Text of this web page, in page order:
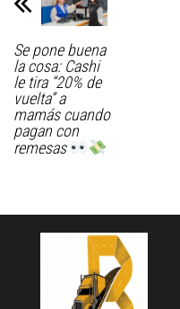
Se pone buena
la cosa: Cashi
le tira “20% de
vuelta” a
mamás cuando
pagan con
remesas